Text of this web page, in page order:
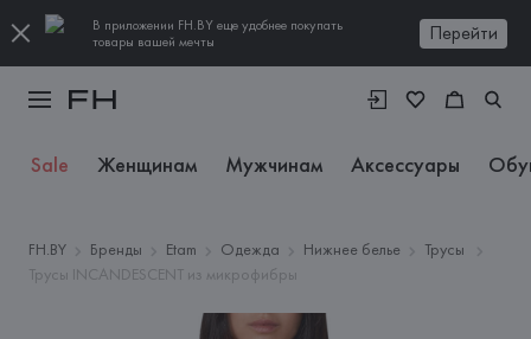
В приложении FH.BY еще удобнее покупать
товары вашей мечты
Перейти
Sale Женщинам Мужчинам Аксессуары
FH.BY Бренды Etam Одежда Нижнее белье
Трусы
Трусы INCANDESCENT из микрофибры